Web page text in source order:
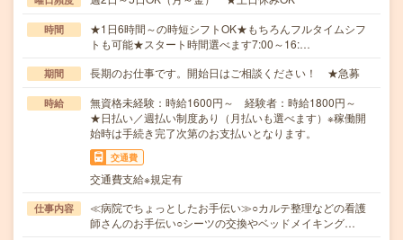
時間
★1日6時間～の時短シフトOK★もちろんフルタイムシフ
トも可能★スタート時間選べます7:00～16:…
期間 長期のお仕事です。開始日はご相談ください！ ★急募
時給
無資格未経験：時給1600円～ 経験者：時給1800円～
★日払い／週払い制度あり（月払いも選べます）※稼働開
始時は手続き完了次第のお支払いとなります。
交通費
交通費支給※規定有
仕事内容
≪病院でちょっとしたお手伝い≫○カルテ整理などの看護
師さんのお手伝い○シーツの交換やベッドメイキング…